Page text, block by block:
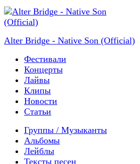
Alter Bridge - Native Son (Official)
Фестивали
Концерты
Лайвы
Клипы
Новости
Статьи
Группы / Музыканты
Альбомы
Лейблы
Тексты песен